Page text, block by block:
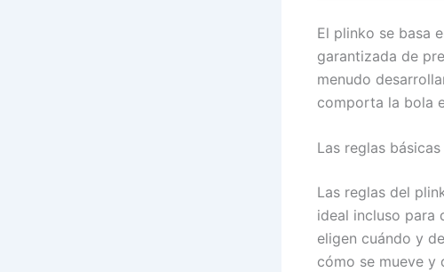
El plinko se basa
garantizada de
menudo
comporta la bola
Las reglas
Las reglas del
ideal incluso para
eligen cuándo y
cómo se mueve y